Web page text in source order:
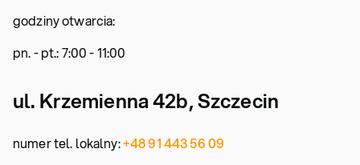
godziny otwarcia:
pn. - pt.: 7:00 - 11:00
ul. Krzemienna 42b, Szczecin
numer tel. lokalny:+48 91 443 56 09